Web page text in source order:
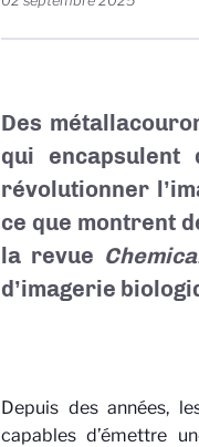
Des
qui encapsulent
révolutionner
ce que montrent
la revue
d’imagerie
Depuis des années,
capables d’émettre